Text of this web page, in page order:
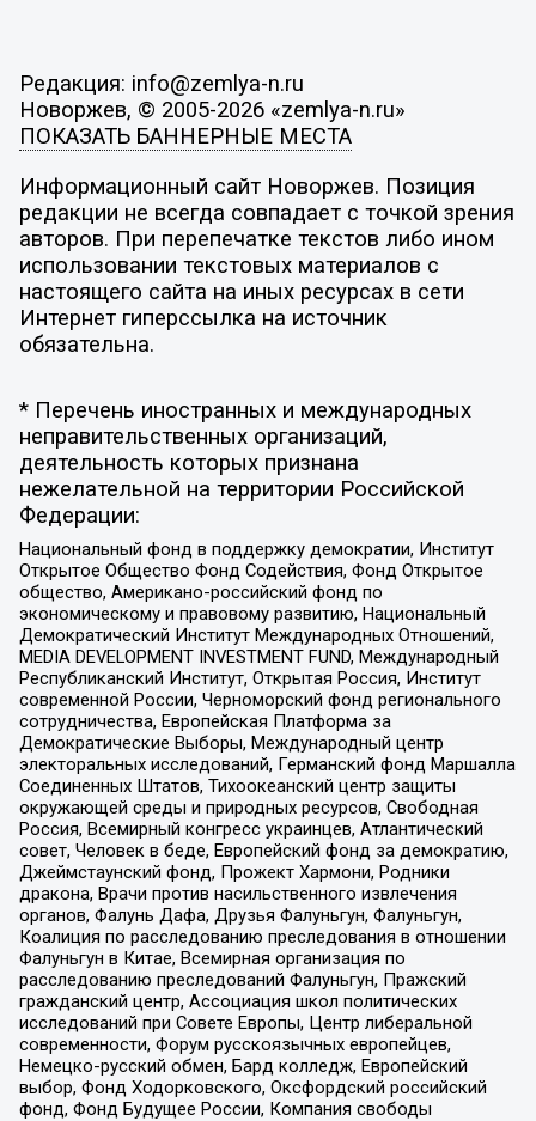
Редакция: info@zemlya-n.ru
Новоржев, © 2005-2026 «zemlya-n.ru»
ПОКАЗАТЬ БАННЕРНЫЕ МЕСТА
Информационный сайт Новоржев. Позиция
редакции не всегда совпадает с точкой зрения
авторов. При перепечатке текстов либо ином
использовании текстовых материалов с
настоящего сайта на иных ресурсах в сети
Интернет гиперссылка на источник
обязательна.
* Перечень иностранных и международных
неправительственных организаций,
деятельность которых признана
нежелательной на территории Российской
Федерации:
Национальный фонд в поддержку демократии, Институт
Открытое Общество Фонд Содействия, Фонд Открытое
общество, Американо-российский фонд по
экономическому и правовому развитию, Национальный
Демократический Институт Международных Отношений,
MEDIA DEVELOPMENT INVESTMENT FUND, Международный
Республиканский Институт, Открытая Россия, Институт
современной России, Черноморский фонд регионального
сотрудничества, Европейская Платформа за
Демократические Выборы, Международный центр
электоральных исследований, Германский фонд Маршалла
Соединенных Штатов, Тихоокеанский центр защиты
окружающей среды и природных ресурсов, Свободная
Россия, Всемирный конгресс украинцев, Атлантический
совет, Человек в беде, Европейский фонд за демократию,
Джеймстаунский фонд, Прожект Хармони, Родники
дракона, Врачи против насильственного извлечения
органов, Фалунь Дафа, Друзья Фалуньгун, Фалуньгун,
Коалиция по расследованию преследования в отношении
Фалуньгун в Китае, Всемирная организация по
расследованию преследований Фалуньгун, Пражский
гражданский центр, Ассоциация школ политических
исследований при Совете Европы, Центр либеральной
современности, Форум русскоязычных европейцев,
Немецко-русский обмен, Бард колледж, Европейский
выбор, Фонд Ходорковского, Оксфордский российский
фонд, Фонд Будущее России, Компания свободы